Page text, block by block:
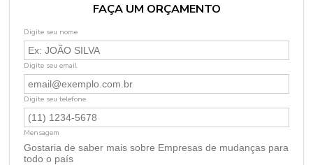
FAÇA UM ORÇAMENTO
Digite seu nome
Digite seu email
Digite seu telefone
Mensagem